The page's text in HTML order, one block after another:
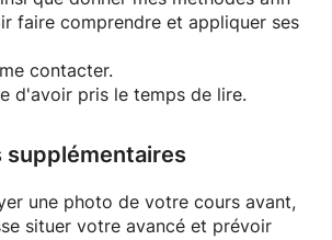
contacter.
d'avoir pris le temps de lire.
supplémentaires
une photo de votre cours avant,
situer votre avancé et prévoir